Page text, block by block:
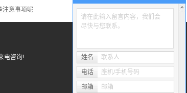
注意事项呢
电咨询!
请在此输入留言内容，我们会
尽快与您联系。
姓名 联系人
电话 座机/手机号码
邮箱 邮箱